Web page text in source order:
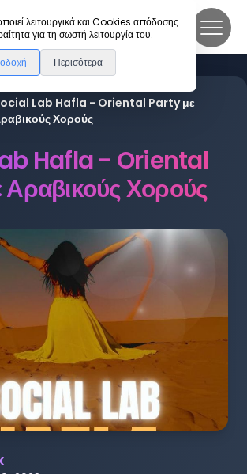
λειτουργικά και Cookies απόδοσης
για τη σωστή λειτουργία του.
Περισότερα
Lab Hafla - Oriental Party με
Χορούς
Hafla - Oriental
Χορούς